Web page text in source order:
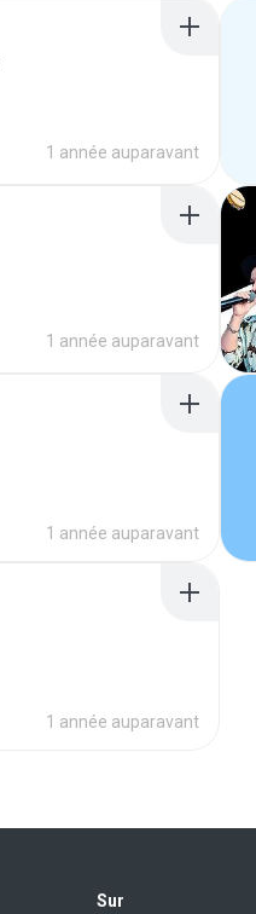
1 année auparavant
1 année auparavant
1 année auparavant
1 année auparavant
Sur